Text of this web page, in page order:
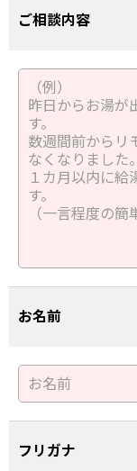
ご相談内容
お名前
フリガナ